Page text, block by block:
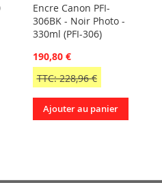
Encre Canon PFI-
306BK - Noir Photo -
330ml (PFI-306)
190,80 €
TTC: 228,96 €
Ajouter au panier